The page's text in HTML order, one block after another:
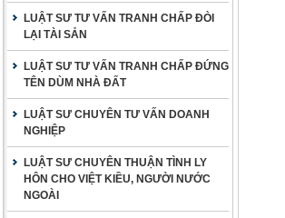
LUẬT SƯ TƯ VẤN TRANH CHẤP ĐÒI
LẠI TÀI SẢN
LUẬT SƯ TƯ VẤN TRANH CHẤP ĐỨNG
TÊN DÙM NHÀ ĐẤT
LUẬT SƯ CHUYÊN TƯ VẤN DOANH
NGHIỆP
LUẬT SƯ CHUYÊN THUẬN TÌNH LY
HÔN CHO VIỆT KIỀU, NGƯỜI NƯỚC
NGOÀI